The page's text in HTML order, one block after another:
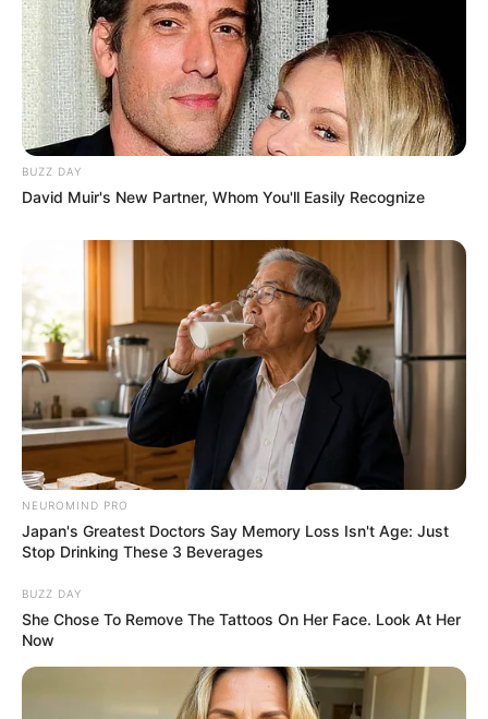
BUZZ DAY
David Muir's New Partner, Whom You'll Easily Recognize
NEUROMIND PRO
Japan's Greatest Doctors Say Memory Loss Isn't Age: Just
Stop Drinking These 3 Beverages
BUZZ DAY
She Chose To Remove The Tattoos On Her Face. Look At Her
Now